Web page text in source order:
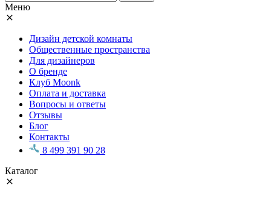
Меню
Дизайн детской комнаты
Общественные пространства
Для дизайнеров
О бренде
Клуб Moonk
Оплата и доставка
Вопросы и ответы
Отзывы
Блог
Контакты
8 499 391 90 28
Каталог